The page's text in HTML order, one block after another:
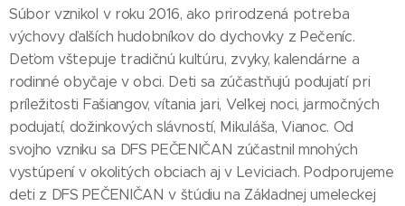
Súbor vznikol v roku 2016, ako prirodzená potreba
výchovy ďalších hudobníkov do dychovky z Pečeníc.
Deťom vštepuje tradičnú kultúru, zvyky, kalendárne a
rodinné obyčaje v obci. Deti sa zúčastňujú podujatí pri
príležitosti Fašiangov, vítania jari, Veľkej noci, jarmočných
podujatí, dožinkových slávností, Mikuláša, Vianoc. Od
svojho vzniku sa DFS PEČENIČAN zúčastnil mnohých
vystúpení v okolitých obciach aj v Leviciach. Podporujeme
deti z DFS PEČENIČAN v štúdiu na Základnej umeleckej